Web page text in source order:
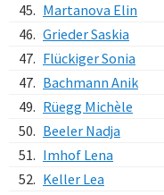
45. Martanova Elin
46. Grieder Saskia
47. Flückiger Sonia
47. Bachmann Anik
49. Rüegg Michèle
50. Beeler Nadja
51. Imhof Lena
52. Keller Lea